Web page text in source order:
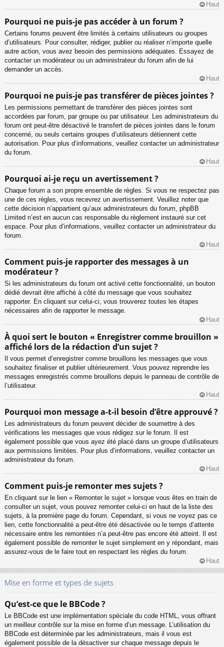
Haut
Pourquoi ne puis-je pas accéder à un forum ?
Certains forums peuvent être limités à certains utilisateurs ou groupes
d’utilisateurs. Pour consulter, rédiger, publier ou réaliser n’importe quelle
autre action, vous avez besoin des permissions adéquates. Essayez de
contacter un modérateur ou un administrateur du forum afin de lui
demander un accès.
Haut
Pourquoi ne puis-je pas transférer de pièces jointes ?
Les permissions permettant de transférer des pièces jointes sont
accordées par forum, par groupe ou par utilisateur. Les administrateurs du
forum ont peut-être désactivé le transfert de pièces jointes dans le forum
concerné, ou seuls certains groupes d’utilisateurs détiennent cette
autorisation. Pour plus d’informations, veuillez contacter un administrateur
du forum.
Haut
Pourquoi ai-je reçu un avertissement ?
Chaque forum a son propre ensemble de règles. Si vous ne respectez pas
une de ces règles, vous recevrez un avertissement. Veuillez noter que
cette décision n’appartient qu’aux administrateurs du forum, phpBB
Limited n’est en aucun cas responsable du règlement instauré sur cet
espace. Pour plus d’informations, veuillez contacter un administrateur du
forum.
Haut
Comment puis-je rapporter des messages à un
modérateur ?
Si les administrateurs du forum ont activé cette fonctionnalité, un bouton
dédié devrait être affiché à côté du message que vous souhaitez
rapporter. En cliquant sur celui-ci, vous trouverez toutes les étapes
nécessaires afin de rapporter le message.
Haut
À quoi sert le bouton « Enregistrer comme brouillon »
affiché lors de la rédaction d’un sujet ?
Il vous permet d’enregistrer comme brouillons les messages que vous
souhaitez finaliser et publier ultérieurement. Vous pouvez reprendre les
messages enregistrés comme brouillons depuis le panneau de contrôle de
l’utilisateur.
Haut
Pourquoi mon message a-t-il besoin d’être approuvé ?
Les administrateurs du forum peuvent décider de soumettre à des
vérifications les messages que vous rédigez sur le forum. Il est
également possible que vous ayez été placé dans un groupe d’utilisateurs
aux permissions limitées. Pour plus d’informations, veuillez contacter un
administrateur du forum.
Haut
Comment puis-je remonter mes sujets ?
En cliquant sur le lien « Remonter le sujet » lorsque vous êtes en train de
consulter un sujet, vous pouvez remonter celui-ci en haut de la liste des
sujets, à la première page du forum. Cependant, si vous ne voyez pas ce
lien, cette fonctionnalité a peut-être été désactivée ou le temps d’attente
nécessaire entre les remontées n’a peut-être pas encore été atteint. Il est
également possible de remonter le sujet simplement en y répondant, mais
assurez-vous de le faire tout en respectant les règles du forum.
Haut
Mise en forme et types de sujets
Qu’est-ce que le BBCode ?
Le BBCode est une implémentation spéciale du code HTML, vous offrant
un meilleur contrôle sur la mise en forme d’un message. L’utilisation du
BBCode est déterminée par les administrateurs, mais il vous est
également possible de la désactiver sur chaque message depuis le